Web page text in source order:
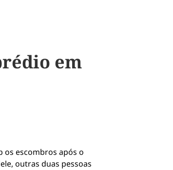
em
os escombros após o
outras duas pessoas